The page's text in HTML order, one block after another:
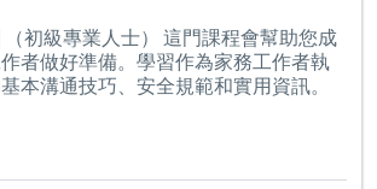
初級專業人士） 這門課程會幫助您成
者做好準備。學習作為家務工作者執
本溝通技巧、安全規範和實用資訊。